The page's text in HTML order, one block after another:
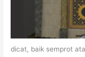
dicat, baik semprot